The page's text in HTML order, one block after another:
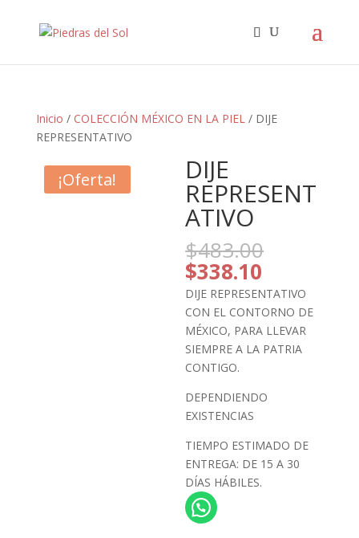
productos
Inicio / COLECCIÓN MÉXICO EN LA PIEL/ DIJE
REPRESENTATIVO
¡Oferta! DIJE
REPRESENT
ATIVO
$483.00
original
era:
$483.00.
$338.10
precio
actual
es:
$338.10.
DIJE REPRESENTATIVO
CON EL CONTORNO DE
MÉXICO, PARA LLEVAR
SIEMPRE A LA PATRIA
CONTIGO.
DEPENDIENDO
EXISTENCIAS
TIEMPO ESTIMADO DE
ENTREGA: DE 15 A 30
DÍAS HÁBILES.